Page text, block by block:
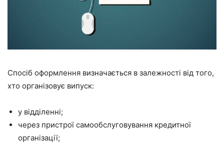
Спосіб оформлення визначається в залежності від того,
хто організовує випуск:
у відділенні;
через пристрої самообслуговування кредитної
організації;